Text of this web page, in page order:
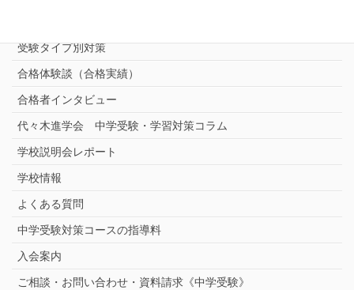
受験タイプ別対策
合格体験談（合格実績）
合格者インタビュー
代々木進学会 中学受験・学習対策コラム
学校説明会レポート
学校情報
よくある質問
中学受験対策コースの指導料
入会案内
ご相談・お問い合わせ・資料請求《中学受験》